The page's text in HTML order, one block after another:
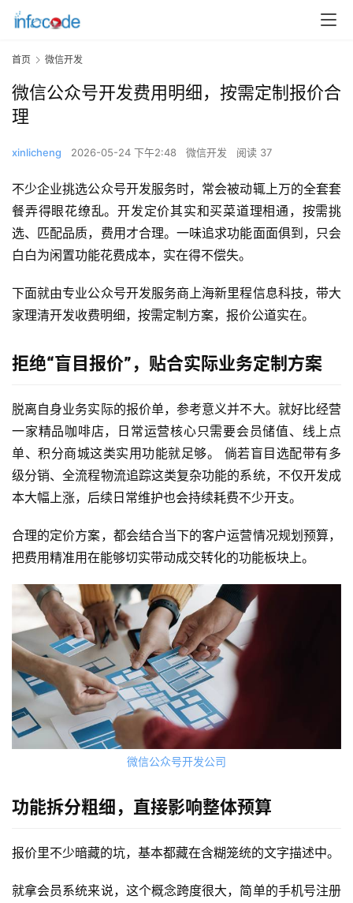
首页 微信开发
微信公众号开发费用明细，按需定制报价合
理
xinlicheng 2026-05-24 下午2:48 微信开发 阅读 37
不少企业挑选公众号开发服务时，常会被动辄上万的全套套
餐弄得眼花缭乱。开发定价其实和买菜道理相通，按需挑
选、匹配品质，费用才合理。一味追求功能面面俱到，只会
白白为闲置功能花费成本，实在得不偿失。
下面就由专业公众号开发服务商上海新里程信息科技，带大
家理清开发收费明细，按需定制方案，报价公道实在。
拒绝“盲目报价”，贴合实际业务定制方案
脱离自身业务实际的报价单，参考意义并不大。就好比经营
一家精品咖啡店，日常运营核心只需要会员储值、线上点
单、积分商城这类实用功能就足够。 倘若盲目选配带有多
级分销、全流程物流追踪这类复杂功能的系统，不仅开发成
本大幅上涨，后续日常维护也会持续耗费不少开支。
合理的定价方案，都会结合当下的客户运营情况规划预算，
把费用精准用在能够切实带动成交转化的功能板块上。
微信公众号开发公司
功能拆分粗细，直接影响整体预算
报价里不少暗藏的坑，基本都藏在含糊笼统的文字描述中。
就拿会员系统来说，这个概念跨度很大，简单的手机号注册